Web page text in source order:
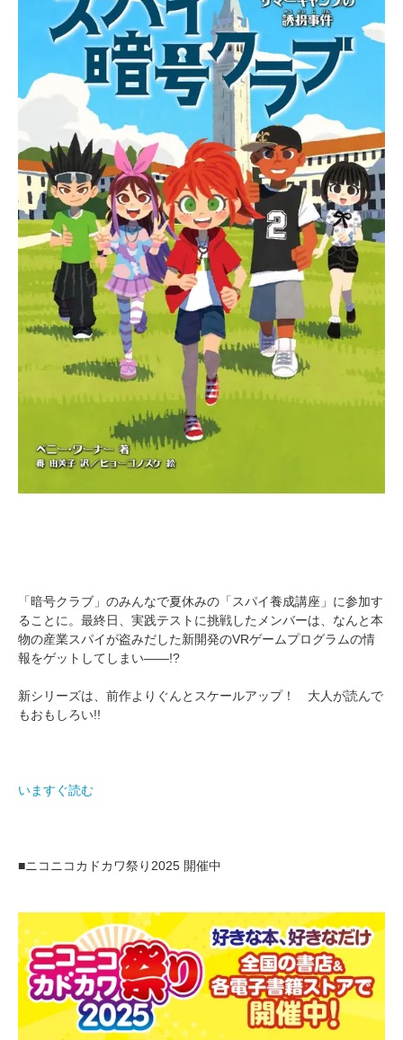
「暗号クラブ」のみんなで夏休みの「スパイ養成講座」に参加す
ることに。最終日、実践テストに挑戦したメンバーは、なんと本
物の産業スパイが盗みだした新開発のVRゲームプログラムの情
報をゲットしてしまい――!?
新シリーズは、前作よりぐんとスケールアップ！ 大人が読んで
もおもしろい!!
いますぐ読む
■ニコニコカドカワ祭り2025 開催中